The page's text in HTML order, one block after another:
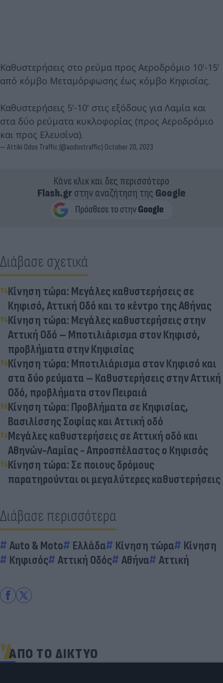
Καθυστερήσεις στο ρεύμα προς Αεροδρόμιο 10'-15'
από κόμβο Μεταμόρφωσης έως κόμβο Κηφισίας.
Καθυστερήσεις 5'-10' στις εξόδους για Λαμία και
στα δύο ρεύματα κυκλοφορίας (προς Αεροδρόμιο
και προς Ελευσίνα).
— Attiki Odos Traffic (@aodostraffic) October 20, 2023
Κάνε κλικ και δες περισσότερο
Flash.grστην αναζήτηση της Google
Διάβασε σχετικά
Κίνηση τώρα: Μεγάλες καθυστερήσεις σε
Κηφισό, Αττική Οδό και το κέντρο της Αθήνας
Κίνηση τώρα: Μεγάλες καθυστερήσεις στην
Αττική Οδό – Μποτιλιάρισμα στον Κηφισό,
προβλήματα στην Κηφισίας
Κίνηση τώρα: Μποτιλιάρισμα στον Κηφισό και
στα δύο ρεύματα – Καθυστερήσεις στην Αττική
Οδό, προβλήματα στον Πειραιά
Κίνηση τώρα: Προβλήματα σε Κηφισίας,
Βασιλίσσης Σοφίας και Αττική οδό
Μεγάλες καθυστερήσεις σε Αττική οδό και
Αθηνών-Λαμίας - Απροσπέλαστος ο Κηφισός
Κίνηση τώρα: Σε ποιους δρόμους
παρατηρούνται οι μεγαλύτερες καθυστερήσεις
Διάβασε περισσότερα
Auto & Moto Ελλάδα Κίνηση τώρα
Κίνηση
Κηφισός
Αττική Οδός Αθήνα Αττική
ΑΠΟ ΤΟ ΔΙΚΤΥΟ